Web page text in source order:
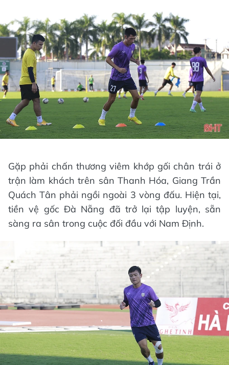
Gặp phải chấn thương viêm khớp gối chân trái ở
trận làm khách trên sân Thanh Hóa, Giang Trần
Quách Tân phải ngồi ngoài 3 vòng đấu. Hiện tại,
tiền vệ gốc Đà Nẵng đã trở lại tập luyện, sẵn
sàng ra sân trong cuộc đối đầu với Nam Định.